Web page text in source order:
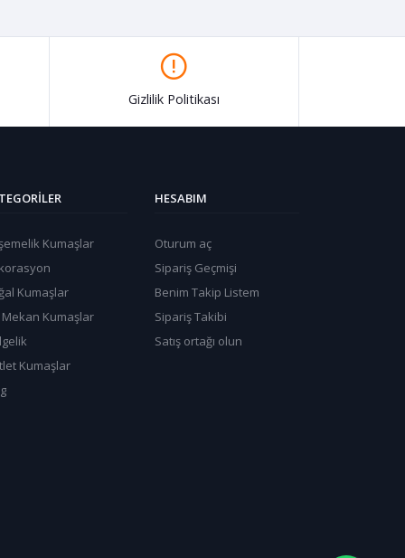
Gizlilik Politikası
Kumaşlar
Kumaşlar
Mekan Kumaşlar
Kumaşlar
HESABIM
Oturum aç
Sipariş Geçmişi
Benim Takip Listem
Sipariş Takibi
Satış ortağı olun